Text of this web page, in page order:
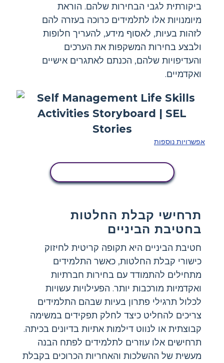
ביקורתית לגבי הבחירות שלהם. הוראת
מיומנויות אלו לתלמידים כרוכה בעזרה להם
לזהות בעיות, לאסוף מידע, להעריך חלופות
ולבצע בחירות המשקפות את הערכים
והעדיפויות שלהם, הכנתם לאתגרים אישיים
ואקדמיים.
אפשרויות נוספות
תרחישי קבלת החלטות
בחטיבת הביניים
חטיבת הביניים היא תקופה קריטית לחיזוק
כישורי קבלת החלטות, כאשר התלמידים
מתחילים להתמודד עם בחירות חברתיות
ואקדמיות מורכבות יותר. הפעילויות עשויות
לכלול תרגילי פתרון בעיות שבהם התלמידים
צריכים להחליט כיצד לחלק תפקידים במשימה
קבוצתית או לנווט דילמות אתיות בדיונים בכיתה.
תרחישים אלו עוזרים לתלמידים לפתח הבנה
מעשית של ההשלכות והאחריות הכרוכים בקבלת